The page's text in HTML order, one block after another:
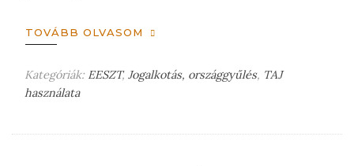
TOVÁBB OLVASOM
Kategóriák: EESZT, Jogalkotás, országgyűlés, TAJ
használata